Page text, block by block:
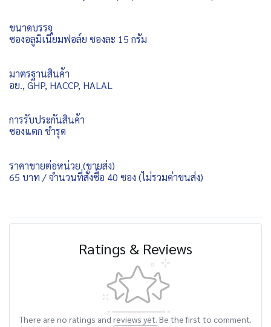
ขนาดบรรจุ
ซองอลูมิเนียมฟอล์ย ซองละ 15 กรัม
มาตรฐานสินค้า
อย., GHP, HACCP, HALAL
การรับประกันสินค้า
ซองแตก ชำรุด
ราคาขายต่อหน่วย (ขายส่ง)
65 บาท / จำนวนที่สั่งซื้อ 40 ซอง (ไม่รวมค่าขนส่ง)
Ratings & Reviews
There are no ratings and reviews yet. Be the first to comment.